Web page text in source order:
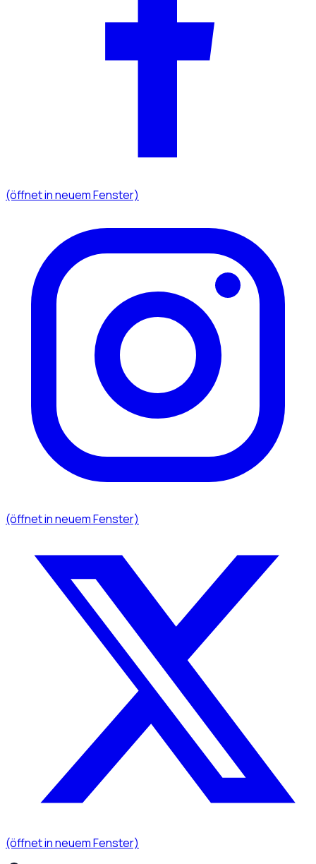
(öffnet in neuem Fenster)
(öffnet in neuem Fenster)
(öffnet in neuem Fenster)